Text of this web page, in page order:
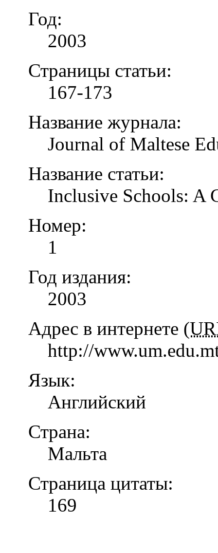
Год:
2003
Страницы статьи:
167-173
Название журнала:
Journal of Maltese
Название статьи:
Inclusive Schools: A
Номер:
1
Год издания:
2003
Адрес в интернете (
http://
Язык:
Английский
Страна:
Мальта
Страница цитаты:
169